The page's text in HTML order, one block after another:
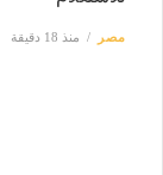
مصر منذ 18 دقيقة